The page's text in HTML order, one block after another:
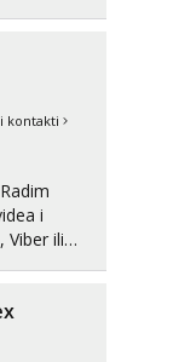
kontakti
i